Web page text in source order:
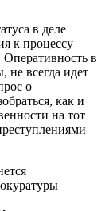
в деле
к процессу
Оперативность в
всегда идет
о
как и
на тот